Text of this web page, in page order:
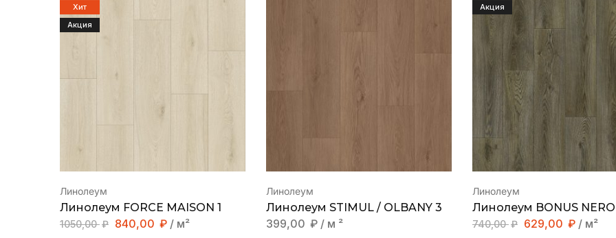
Хит
Акция
Линолеум
Линолеум FORCE MAISON 1
1050,00₽ 840,00 ₽ / м²
Линолеум
Линолеум STIMUL / OLBANY 3
399,00 ₽ / м ²
Акция
Линолеум
Линолеум BONUS
740,00₽ 629,00 ₽ / м²